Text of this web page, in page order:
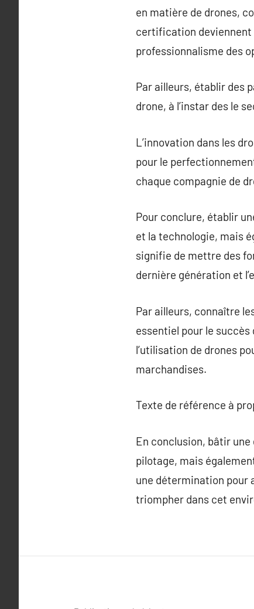
en matière de drones,
certification deviennent
professionnalisme des
Par ailleurs, établir des
drone, à l’instar des le
L’innovation dans les
pour le
chaque compagnie de
Pour conclure, établir
et la technologie, mais
signifie de mettre des
dernière génération et
Par ailleurs, connaître
essentiel pour le
l’utilisation de drones
marchandises.
Texte de référence à
En conclusion, bâtir une
pilotage, mais
une détermination pour
triompher dans cet